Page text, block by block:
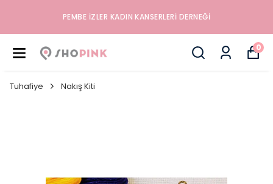
İYILIK, SAĞLIK VE MUTLULUK DÜKKANINA HOŞGELDINIZ
0
Tuhafiye Nakış Kiti